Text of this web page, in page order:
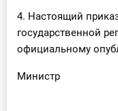
4. Настоящий
государственной
официальному
Министр